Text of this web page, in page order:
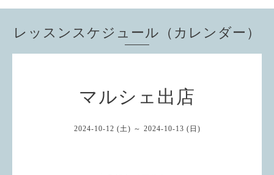
レッスンスケジュール（カレンダー）
マルシェ出店
2024-10-12 (土) ～ 2024-10-13 (日)